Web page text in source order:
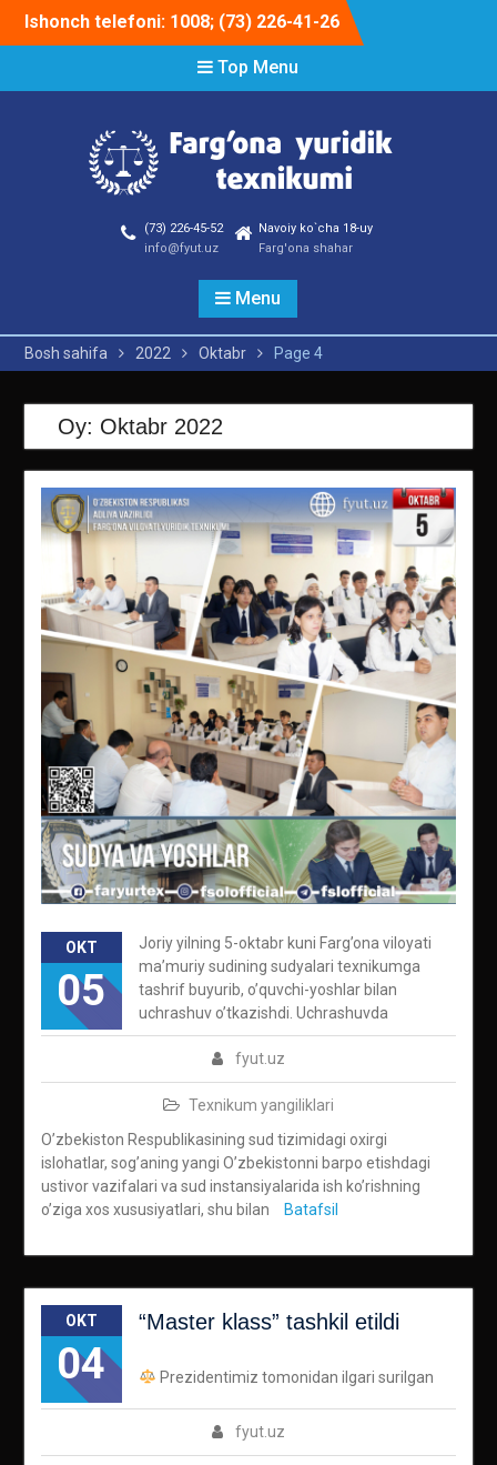
Ishonch telefoni: 1008; (73) 226-41-26
Top Menu
(73) 226-45-52
info@fyut.uz
Navoiy ko`cha 18-uy
Farg'ona shahar
Menu
Bosh sahifa 2022 Oktabr Page 4
Oy: Oktabr 2022
OKT
05
fyut.uz
Texnikum yangiliklari
Joriy yilning 5-oktabr kuni Farg’ona viloyati
ma’muriy sudining sudyalari texnikumga
tashrif buyurib, o’quvchi-yoshlar bilan
uchrashuv o’tkazishdi. Uchrashuvda
O’zbekiston Respublikasining sud tizimidagi oxirgi
islohatlar, sog’aning yangi O’zbekistonni barpo etishdagi
ustivor vazifalari va sud instansiyalarida ish ko’rishning
o’ziga xos xususiyatlari, shu bilan
Batafsil
OKT
04
“Master klass” tashkil etildi
fyut.uz
Prezidentimiz tomonidan ilgari surilgan